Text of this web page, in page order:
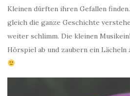
Kleinen dürften ihren Gefallen
gleich die ganze Geschichte
weiter schlimm. Die kleinen
Hörspiel ab und zaubern ein